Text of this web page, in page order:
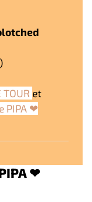
TOUR et
PIPA ❤
❤